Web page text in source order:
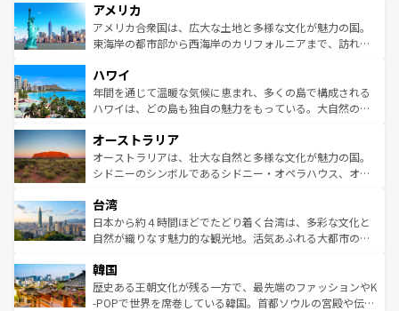
ンツ一覧を参照してほしい。
の建物がそのまま残る町や、スイスならではのユニークな
博物館もあり、アルプス観光だけでなく町歩きも満喫する
ことができる。国民の所得が高いため物価も高いが、旅行
ば市内交通費無料で観光を楽しむこともできる。 なお、新
着のスイス情報はコンテンツ一覧 を参照してほしい。
アメリカ
アメリカ合衆国は、広大な土地と多様な文化が魅力の国。
東海岸の都市部から西海岸のカリフォルニアまで、訪れる
のような巨大都市は、観光、ショッピング、エンターテイ
ンメントが詰まった刺激的なスポットだ。一方、アメリカ
西部には大自然が広がり、グランドキャニオンやイエロー
部のニューオーリンズでは、音楽と美食が融合した独特の
文化が魅力。旅行者はアメリカの各地域で異なる魅力を楽
しみながら、その多様性と豊かな歴史を感じることができ
ならではの贅沢な旅のスタイルだ。 なお、新着のアメリカ
情報はコンテンツ一覧を参照してほしい。
ハワイ
年間を通じて温暖な気候に恵まれ、多くの島で構成される
ハワイは、どの島も独自の魅力をもっている。大自然の神
ワイ島は見逃せない。また、定番の観光地といえばオアフ
島だが、静かな自然を求めるならマウイ島やカウアイ島が
おすすめ。エメラルドグリーンに輝く海をはじめ、豊かな
れるおもてなしの心で訪れる人々を迎えてくれるハワイの
人々、おいしいローカルフードやハワイアンミュージッ
ク、伝統的なフラダンスなど、すべてがハワイの魅力を彩
ワイを、存分に味わってほしい。 なお、新着のハワイ情報
はコンテンツ一覧を参照してほしい。
オーストラリア
オーストラリアは、壮大な自然と多様な文化が魅力の国。
シドニーのシンボルであるシドニー・オペラハウス、オー
リアリーフや大陸中央部にそびえるウルル（エアーズロッ
ク）、タスマニアの美しい原生林やケアンズの熱帯雨林な
ど、見どころがたくさん。また、カフェやワイン、オージ
いる。アクティビティも充実しており、サーフィンやダイ
ビング、ハイキングなど、アウトドア好きにはたまらな
い。オーストラリアの多彩な魅力を存分に味わいつくそ
台湾
日本から約４時間ほどでたどり着く台湾は、多彩な文化と
自然が織りなす魅力的な観光地。活気あふれる大都市の台
ン）、静ひつな山岳地帯である台湾東部など、都市の喧騒
と山間の静けさが共存しており、訪れる人に新しい発見と
驚きをもたらしてくれる。また、奥深い台湾の食文化も魅
韓国
歴史ある王朝文化が残る一方で、最先端のファッションやK
-POPで世界を席巻している韓国。首都ソウルの宮殿や伝統